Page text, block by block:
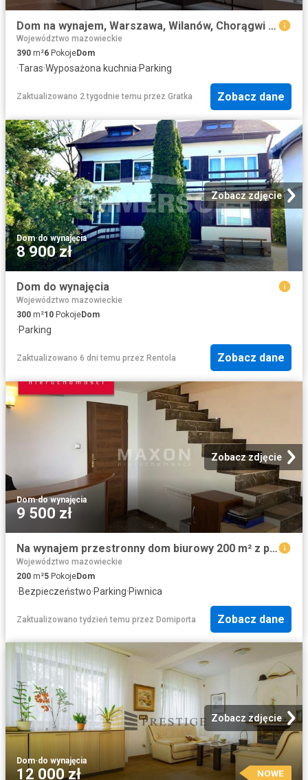
Dom na wynajem, Warszawa, Wilanów, Chorągwi Pancernej
Województwo mazowieckie
390 m²6 PokojeDom
·Taras·Wyposażona kuchnia·Parking
Zaktualizowano 2 tygodnie temu przez Gratka Zobacz dane
Zobacz zdjęcie
Dom·do wynajęcia
8 900 zł
Dom do wynajęcia
Województwo mazowieckie
300 m²10 PokojeDom
·Parking
Zaktualizowano 6 dni temu przez Rentola Zobacz dane
Zobacz zdjęcie
Dom·do wynajęcia
9 500 zł
Na wynajem przestronny dom biurowy 200 m² z parkingiem w Warszawie
Województwo mazowieckie
200 m²5 PokojeDom
·Bezpieczeństwo·Parking·Piwnica
Zaktualizowano tydzień temu przez Domiporta Zobacz dane
Zobacz zdjęcie
Dom·do wynajęcia
12 000 zł NOWE